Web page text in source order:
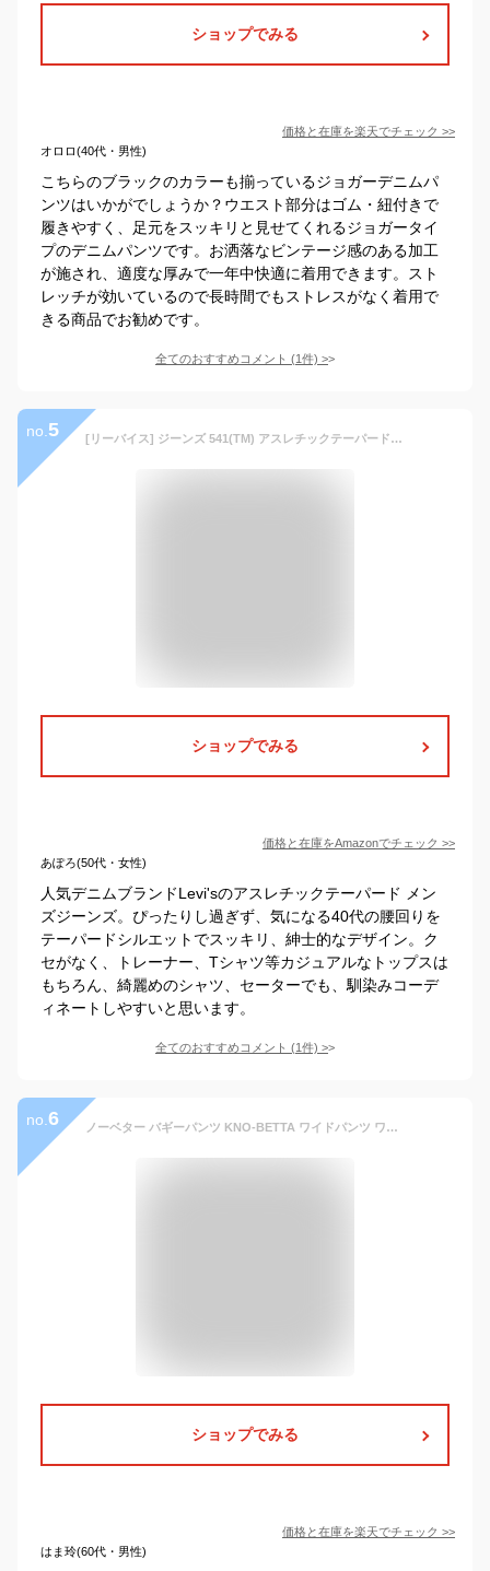
ショップでみる
価格と在庫を楽天でチェック >>
オロロ(40代・男性)
こちらのブラックのカラーも揃っているジョガーデニムパ
ンツはいかがでしょうか？ウエスト部分はゴム・紐付きで
履きやすく、足元をスッキリと見せてくれるジョガータイ
プのデニムパンツです。お洒落なビンテージ感のある加工
が施され、適度な厚みで一年中快適に着用できます。スト
レッチが効いているので長時間でもストレスがなく着用で
きる商品でお勧めです。
全てのおすすめコメント (1件) >
no. 5 [リーバイス] ジーンズ 541(TM) アスレチックテーパード メンズ NATIVE CALI W31/L32
ショップでみる
価格と在庫をAmazonでチェック >>
あぽろ(50代・女性)
人気デニムブランドLevi'sのアスレチックテーパード メン
ズジーンズ。ぴったりし過ぎず、気になる40代の腰回りを
テーパードシルエットでスッキリ、紳士的なデザイン。ク
セがなく、トレーナー、Tシャツ等カジュアルなトップスは
もちろん、綺麗めのシャツ、セーターでも、馴染みコーデ
ィネートしやすいと思います。
全てのおすすめコメント (1件) >
no. 6 ノーベター バギーパンツ KNO-BETTA ワイドパンツ ワイドデニム ジーンズ ブラックデニム メンズ ブランド 大きいサイズ おしゃれ おすすめ 人気 kno-betta001 ブルー ブラック 30 32 34 36 38 40
ショップでみる
価格と在庫を楽天でチェック >>
はま玲(60代・男性)